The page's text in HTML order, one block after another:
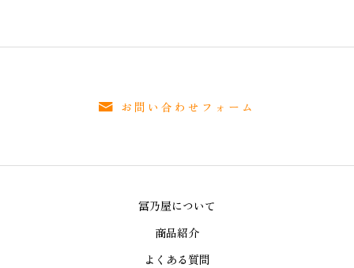
お問い合わせフォーム
冨乃屋について
商品紹介
よくある質問